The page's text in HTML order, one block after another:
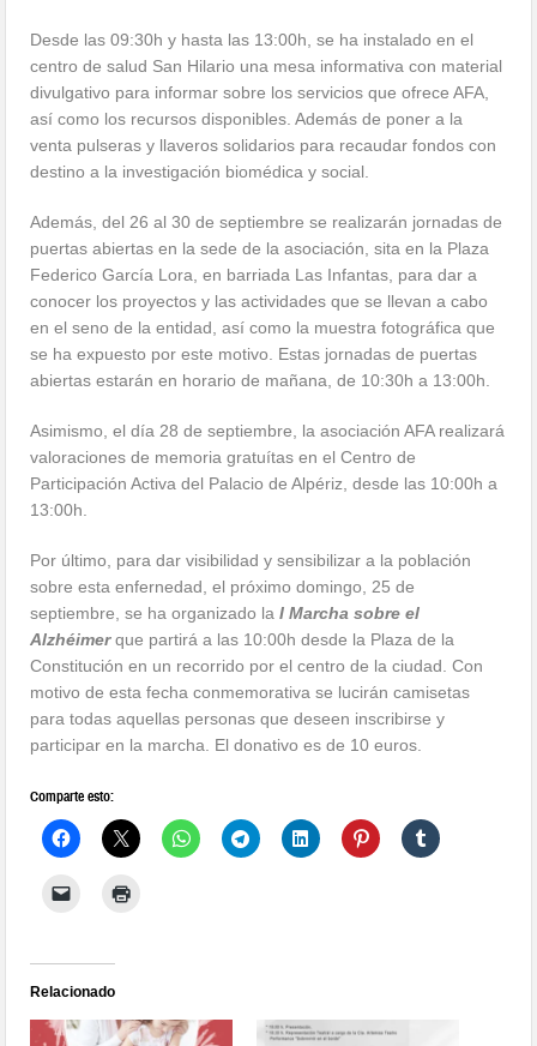
Desde las 09:30h y hasta las 13:00h, se ha instalado en el
centro de salud San Hilario una mesa informativa con material
divulgativo para informar sobre los servicios que ofrece AFA,
así como los recursos disponibles. Además de poner a la
venta pulseras y llaveros solidarios para recaudar fondos con
destino a la investigación biomédica y social.
Además, del 26 al 30 de septiembre se realizarán jornadas de
puertas abiertas en la sede de la asociación, sita en la Plaza
Federico García Lora, en barriada Las Infantas, para dar a
conocer los proyectos y las actividades que se llevan a cabo
en el seno de la entidad, así como la muestra fotográfica que
se ha expuesto por este motivo. Estas jornadas de puertas
abiertas estarán en horario de mañana, de 10:30h a 13:00h.
Asimismo, el día 28 de septiembre, la asociación AFA realizará
valoraciones de memoria gratuítas en el Centro de
Participación Activa del Palacio de Alpériz, desde las 10:00h a
13:00h.
Por último, para dar visibilidad y sensibilizar a la población
sobre esta enfernedad, el próximo domingo, 25 de
septiembre, se ha organizado laI Marcha sobre el
Alzhéimer que partirá a las 10:00h desde la Plaza de la
Constitución en un recorrido por el centro de la ciudad. Con
motivo de esta fecha conmemorativa se lucirán camisetas
para todas aquellas personas que deseen inscribirse y
participar en la marcha. El donativo es de 10 euros.
Comparte esto:
Relacionado